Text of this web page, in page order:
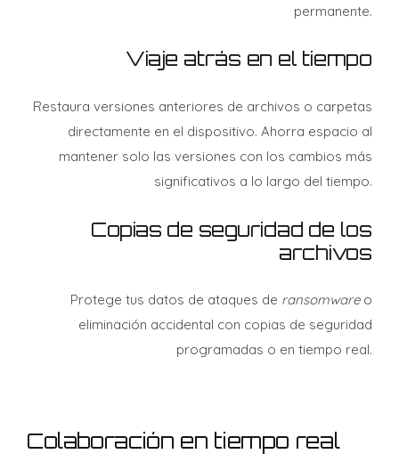
permanente.
Viaje atrás en el tiempo
Restaura versiones anteriores de archivos o carpetas
directamente en el dispositivo. Ahorra espacio al
mantener solo las versiones con los cambios más
significativos a lo largo del tiempo.
Copias de seguridad de los
archivos
Protege tus datos de ataques de ransomwareo
eliminación accidental con copias de seguridad
programadas o en tiempo real.
Colaboración en tiempo real